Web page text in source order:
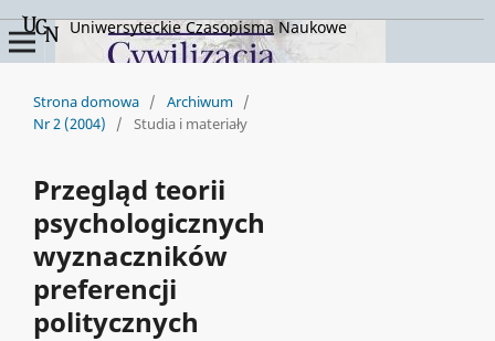
Uniwersyteckie Czasopisma Naukowe
Strona domowa / Archiwum /
Nr 2 (2004)
/ Studia i materiały
Przegląd teorii
psychologicznych
wyznaczników
preferencji
politycznych